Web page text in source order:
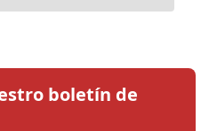
boletín de